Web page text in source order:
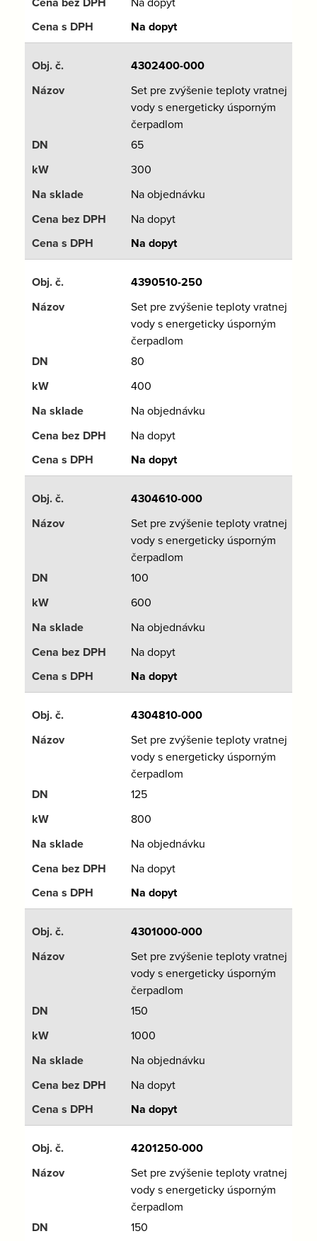
Na dopyt
4302400-000
Set pre zvýšenie teploty vratnej
vody s energeticky úsporným
čerpadlom
65
300
Na objednávku
Na dopyt
Na dopyt
4390510-250
Set pre zvýšenie teploty vratnej
vody s energeticky úsporným
čerpadlom
80
400
Na objednávku
Na dopyt
Na dopyt
4304610-000
Set pre zvýšenie teploty vratnej
vody s energeticky úsporným
čerpadlom
100
600
Na objednávku
Na dopyt
Na dopyt
4304810-000
Set pre zvýšenie teploty vratnej
vody s energeticky úsporným
čerpadlom
125
800
Na objednávku
Na dopyt
Na dopyt
4301000-000
Set pre zvýšenie teploty vratnej
vody s energeticky úsporným
čerpadlom
150
1000
Na objednávku
Na dopyt
Na dopyt
4201250-000
Set pre zvýšenie teploty vratnej
vody s energeticky úsporným
čerpadlom
150